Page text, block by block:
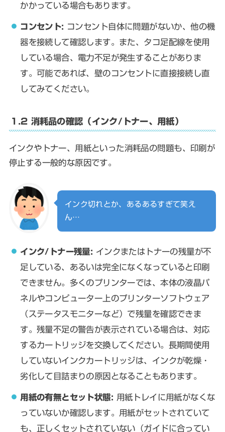
かかっている場合もあります。
コンセント: コンセント自体に問題がないか、他の機
器を接続して確認します。また、タコ足配線を使用
している場合、電力不足が発生することがありま
す。可能であれば、壁のコンセントに直接接続し直
してみてください。
1.2 消耗品の確認（インク/トナー、用紙）
インクやトナー、用紙といった消耗品の問題も、印刷が
停止する一般的な原因です。
インク切れとか、あるあるすぎて笑え
ん…
インク/トナー残量: インクまたはトナーの残量が不
足している、あるいは完全になくなっていると印刷
できません。多くのプリンターでは、本体の液晶パ
ネルやコンピューター上のプリンターソフトウェア
（ステータスモニターなど）で残量を確認できま
す。残量不足の警告が表示されている場合は、対応
するカートリッジを交換してください。長期間使用
していないインクカートリッジは、インクが乾燥・
劣化して目詰まりの原因となることもあります。
用紙の有無とセット状態: 用紙トレイに用紙がなくな
っていないか確認します。用紙がセットされていて
も、正しくセットされていない（ガイドに合ってい